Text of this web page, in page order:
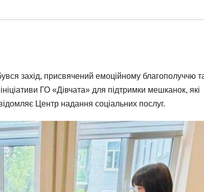
захід, присвячений емоційному благополуччю
ГО «Дівчата» для підтримки мешканок, які
Центр надання соціальних послуг.